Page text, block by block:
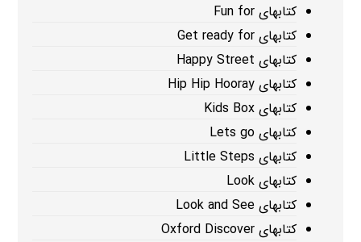
کتابهای Fun for
کتابهای Get ready for
کتابهای Happy Street
کتابهای Hip Hip Hooray
کتابهای Kids Box
کتابهای Lets go
کتابهای Little Steps
کتابهای Look
کتابهای Look and See
کتابهای Oxford Discover